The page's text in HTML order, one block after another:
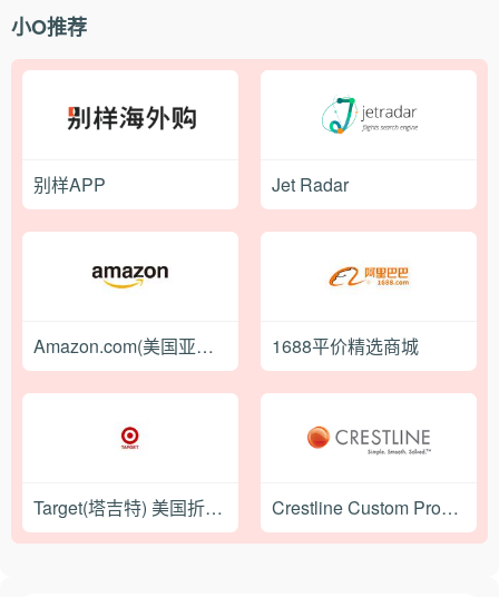
小O推荐
别样APP Jet Radar
Amazon.com(美国亚马逊) 美国亚马逊海外购官网 1688平价精选商城
Target(塔吉特) 美国折扣百货零售网站 Crestline Custom Promotional Products